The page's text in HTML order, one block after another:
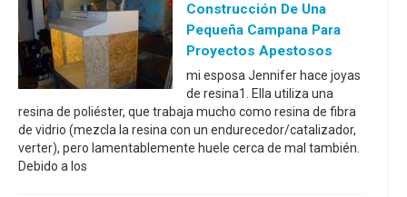
Construcción De Una
Pequeña Campana Para
Proyectos Apestosos
mi esposa Jennifer hace joyas
de resina1. Ella utiliza una
resina de poliéster, que trabaja mucho como resina de fibra
de vidrio (mezcla la resina con un endurecedor/catalizador,
verter), pero lamentablemente huele cerca de mal también.
Debido a los